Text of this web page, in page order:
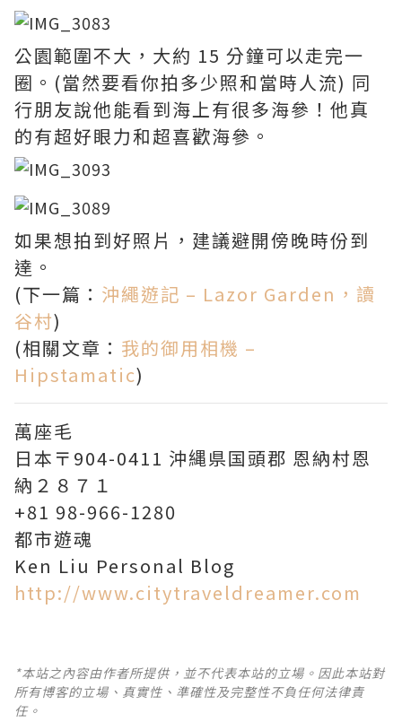
公園範圍不大，大約 15 分鐘可以走完一
圈。(當然要看你拍多少照和當時人流) 同
行朋友說他能看到海上有很多海參！他真
的有超好眼力和超喜歡海參。
如果想拍到好照片，建議避開傍晚時份到
達。
(下一篇： 沖繩遊記 – Lazor Garden，讀
谷村)
(相關文章： 我的御用相機 –
Hipstamatic)
萬座毛
日本〒904-0411 沖縄県国頭郡 恩納村恩
納２８７１
+81 98-966-1280
都市遊魂
Ken Liu Personal Blog
http://www.citytraveldreamer.com
*本站之內容由作者所提供，並不代表本站的立場。因此本站對
所有博客的立場、真實性、準確性及完整性不負任何法律責
任。